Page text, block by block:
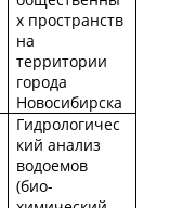
х пространств
на
территории
города
Новосибирска
Гидрологичес
кий анализ
водоемов
(био-